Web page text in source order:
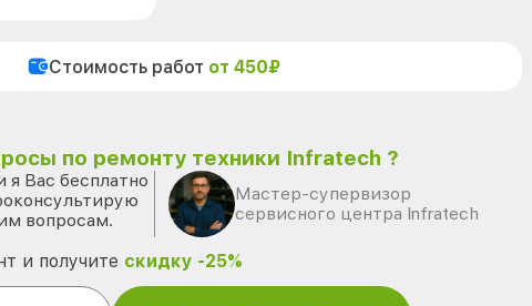
Стоимость работ от 450₽
по ремонту техники Infratech ?
Вас бесплатно
вопросам.
Мастер-супервизор
сервисного центра Infratech
и получите скидку -25%